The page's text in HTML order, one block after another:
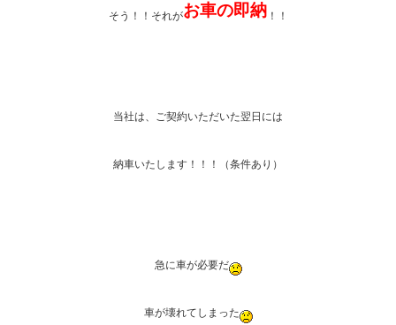
そう！！それがお車の即納！！
当社は、ご契約いただいた翌日には
納車いたします！！！（条件あり）
急に車が必要だ
車が壊れてしまった